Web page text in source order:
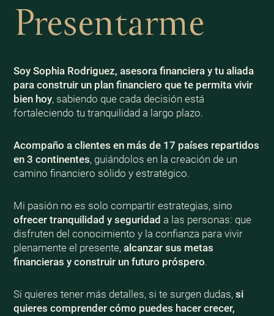
Presentarme
Soy Sophia Rodriguez, asesora financiera y tu aliada
para construir un plan financiero que te permita vivir
bien hoy, sabiendo que cada decisión está
fortaleciendo tu tranquilidad a largo plazo.
Acompaño a clientes en más de 17 países repartidos
en 3 continentes, guiándolos en la creación de un
camino financiero sólido y estratégico.
Mi pasión no es solo compartir estrategias, sino
ofrecer tranquilidad y seguridad a las personas: que
disfruten del conocimiento y la confianza para vivir
plenamente el presente, alcanzar sus metas
financieras y construir un futuro próspero.
Si quieres tener más detalles, si te surgen dudas, si
quieres comprender cómo puedes hacer crecer,